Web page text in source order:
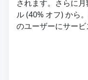
されます。さらに
ル (40% オフ) から
のユーザーにサービ